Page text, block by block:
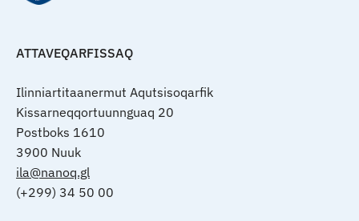
ATTAVEQARFISSAQ
Ilinniartitaanermut Aqutsisoqarfik
Kissarneqqortuunnguaq 20
Postboks 1610
3900 Nuuk
ila@nanoq.gl
(+299) 34 50 00